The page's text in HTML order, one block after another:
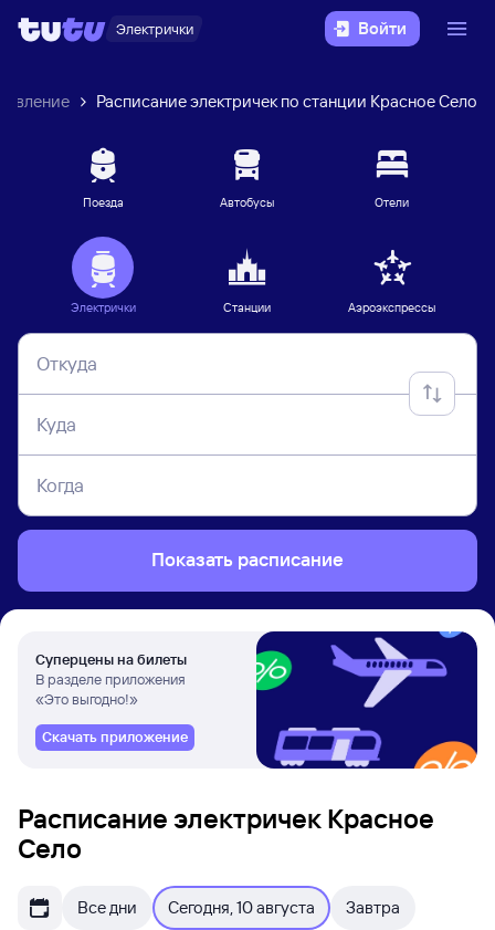
Электрички Войти
Расписание электричек по станции Красное Село
Поезда Автобусы Отели
Электрички Станции Аэроэкспрессы
Откуда
Куда
Когда
Показать расписание
Суперцены на билеты
В разделе приложения
«Это выгодно!»
Скачать приложение
Расписание электричек Красное
Село
Все дни Сегодня, 10 августа Завтра